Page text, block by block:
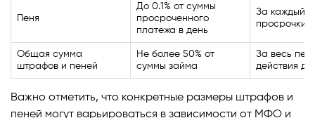
Пеня
До 0.1% от суммы
просроченного
платежа в день
За каждый
просрочки
Общая сумма
штрафов и пеней
Не более 50% от
суммы займа
За весь
действия
Важно отметить, что конкретные размеры штрафов и
пеней могут варьироваться в зависимости от МФО и